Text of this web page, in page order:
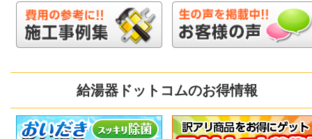
給湯器ドットコムのお得情報